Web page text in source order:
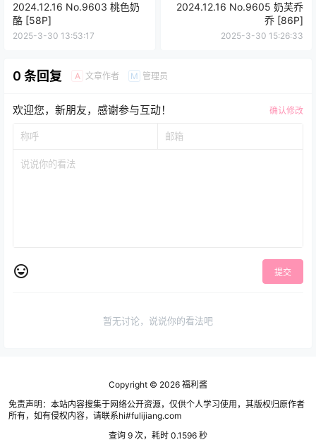
2024.12.16 No.9603 桃色奶
酪 [58P]
2025-3-30 13:53:17
2024.12.16 No.9605 奶芙乔
乔 [86P]
2025-3-30 15:26:33
0 条回复 A 文章作者 M 管理员
欢迎您，新朋友，感谢参与互动！ 确认修改
提交
暂无讨论，说说你的看法吧
Copyright © 2026 福利酱
免责声明：本站内容搜集于网络公开资源，仅供个人学习使用，其版权归原作者
所有，如有侵权内容，请联系hi#fulijiang.com
查询 9 次，耗时 0.1596 秒